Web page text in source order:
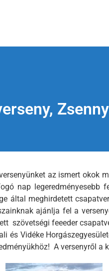
az ismert okok
nap legeredményesebb
által meghirdetett
ajánlja fel a
szövetségi feeeder
és Vidéke
A versenyről a